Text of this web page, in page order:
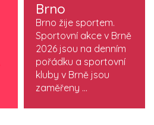
Brno
Brno žije sportem.
Sportovní akce v Brně
2026 jsou na denním
pořádku a sportovní
kluby v Brně jsou
zaměřeny ...